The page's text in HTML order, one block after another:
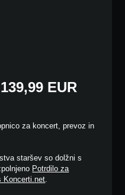
EUR
za koncert, prevoz in
staršev so dolžni s
Potrdilo za
Koncerti.net.